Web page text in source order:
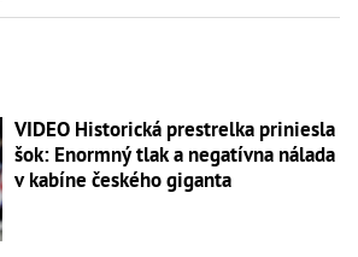
VIDEO Historická prestrelka priniesla
šok: Enormný tlak a negatívna nálada
v kabíne českého giganta